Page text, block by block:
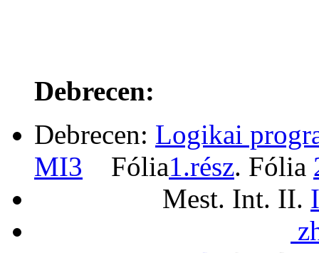
Debrecen:
Debrecen: Logikai
MI3 Fólia1.rész. Fólia
Mest. Int. II.